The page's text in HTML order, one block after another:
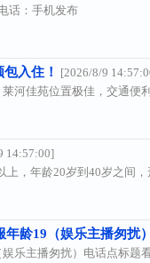
话：手机发布
入住！
[2026/8/9
河佳苑位置极佳，交通便
14:57:00]
，年龄20岁到40岁之间
龄19（娱乐主播匆扰
乐主播匆扰）电话点标题